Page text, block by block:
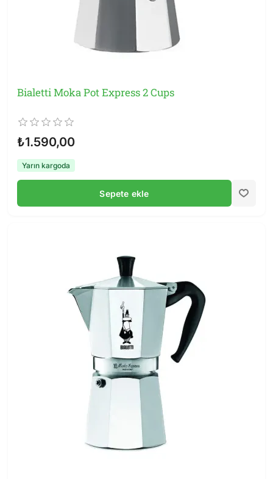
Bialetti Moka Pot Express 2 Cups
₺1.590,00
Yarın kargoda
Sepete ekle